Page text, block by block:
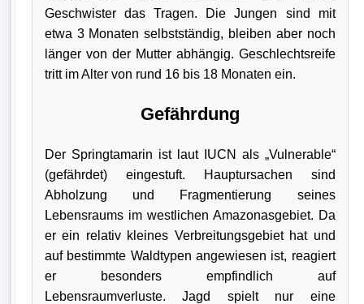
Geschwister das Tragen. Die Jungen sind mit
etwa 3 Monaten selbstständig, bleiben aber noch
länger von der Mutter abhängig. Geschlechtsreife
tritt im Alter von rund 16 bis 18 Monaten ein.
Gefährdung
Der Springtamarin ist laut IUCN als „Vulnerable“
(gefährdet) eingestuft. Hauptursachen sind
Abholzung und Fragmentierung seines
Lebensraums im westlichen Amazonasgebiet. Da
er ein relativ kleines Verbreitungsgebiet hat und
auf bestimmte Waldtypen angewiesen ist, reagiert
er besonders empfindlich auf
Lebensraumverluste. Jagd spielt nur eine